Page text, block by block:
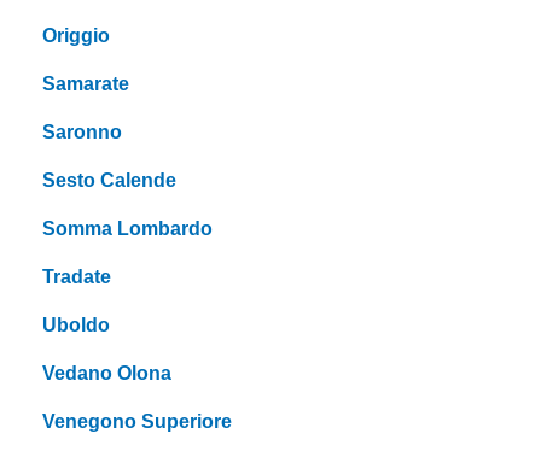
Origgio
Samarate
Saronno
Sesto Calende
Somma Lombardo
Tradate
Uboldo
Vedano Olona
Venegono Superiore